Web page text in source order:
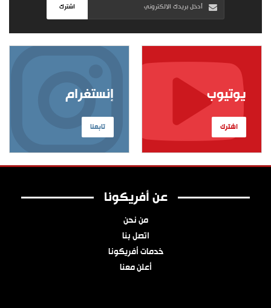
اشترك
إنستغرام
تابعنا
يوتيوب
اشترك
عن أفريكونا
من نحن
اتصل بنا
خدمات أفريكونا
أعلن معنا